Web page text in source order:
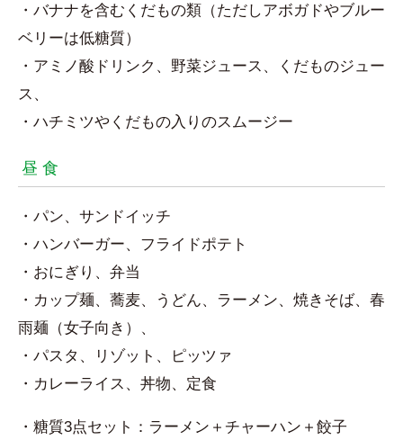
・バナナを含むくだもの類（ただしアボガドやブルー
ベリーは低糖質）
・アミノ酸ドリンク、野菜ジュース、くだものジュー
ス、
・ハチミツやくだもの入りのスムージー
昼 食
・パン、サンドイッチ
・ハンバーガー、フライドポテト
・おにぎり、弁当
・カップ麺、蕎麦、うどん、ラーメン、焼きそば、春
雨麺（女子向き）、
・パスタ、リゾット、ピッツァ
・カレーライス、丼物、定食
・糖質3点セット：ラーメン＋チャーハン＋餃子